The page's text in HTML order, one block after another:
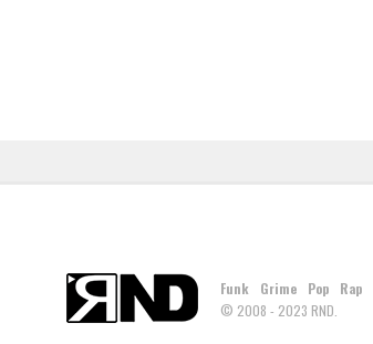
Funk Grime Pop Rap
© 2008 - 2023 RND.